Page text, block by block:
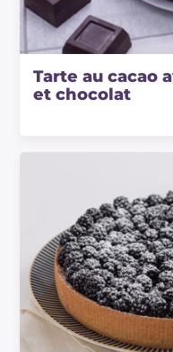
Tarte au cacao
et chocolat